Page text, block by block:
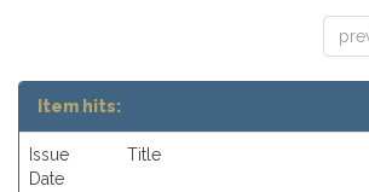
Item hits:
Issue
Date
Title